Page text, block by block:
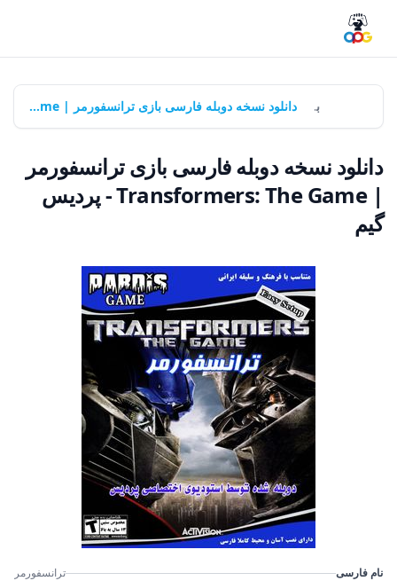
بازی‌ها دانلود نسخه دوبله فارسی بازی ترانسفورمر | Transformers: The Game - پردیس گیم
دانلود نسخه دوبله فارسی بازی ترانسفورمر
| Transformers: The Game - پردیس
گیم
نام فارسی
ترانسفورمر